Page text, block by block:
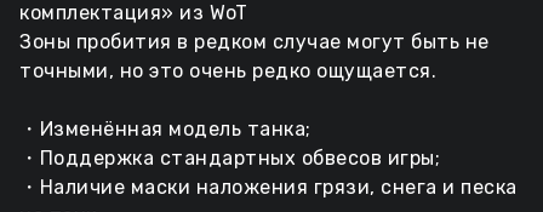
комплектация» из WoT
Зоны пробития в редком случае могут быть не
точными, но это очень редко ощущается.
・Изменённая модель танка;
・Поддержка стандартных обвесов игры;
・Наличие маски наложения грязи, снега и песка